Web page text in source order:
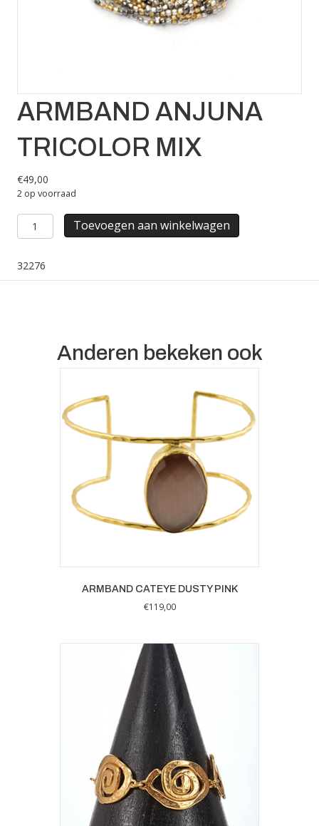
ARMBAND ANJUNA
TRICOLOR MIX
€49,00
2 op voorraad
ARMBAND
ANJUNA
MIX
Toevoegen aan winkelwagen
32276
Anderen bekeken ook
ARMBAND CATEYE DUSTY PINK
€119,00